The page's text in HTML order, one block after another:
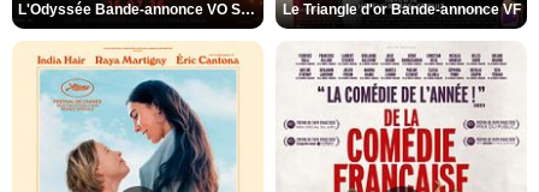
L'Odyssée Bande-annonce VO STFR Le Triangle d'or Bande-annonce VF